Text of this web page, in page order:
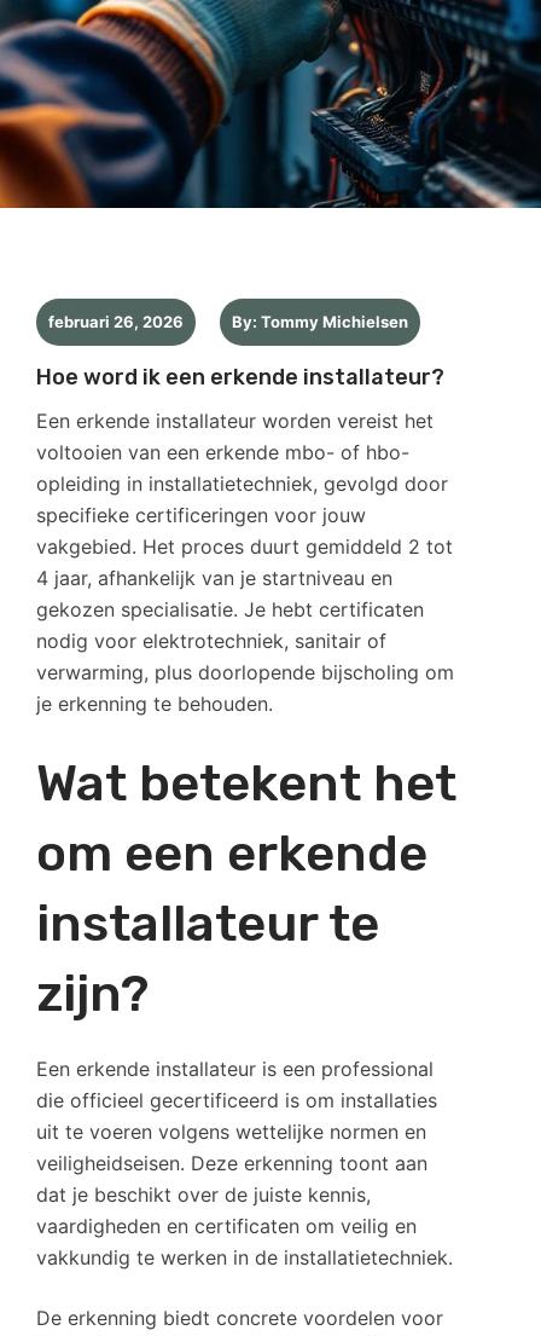
februari 26, 2026 By: Tommy Michielsen
Hoe word ik een erkende installateur?
Een erkende installateur worden vereist het
voltooien van een erkende mbo- of hbo-
opleiding in installatietechniek, gevolgd door
specifieke certificeringen voor jouw
vakgebied. Het proces duurt gemiddeld 2 tot
4 jaar, afhankelijk van je startniveau en
gekozen specialisatie. Je hebt certificaten
nodig voor elektrotechniek, sanitair of
verwarming, plus doorlopende bijscholing om
je erkenning te behouden.
Wat betekent het
om een erkende
installateur te
zijn?
Een erkende installateur is een professional
die officieel gecertificeerd is om installaties
uit te voeren volgens wettelijke normen en
veiligheidseisen. Deze erkenning toont aan
dat je beschikt over de juiste kennis,
vaardigheden en certificaten om veilig en
vakkundig te werken in de installatietechniek.
De erkenning biedt concrete voordelen voor